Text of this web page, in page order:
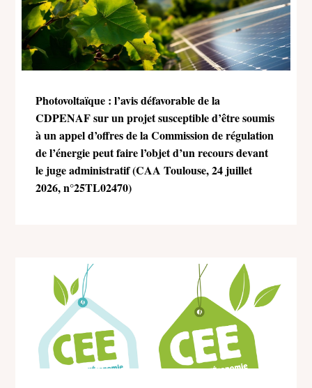
Photovoltaïque : l’avis défavorable de la
CDPENAF sur un projet susceptible d’être soumis
à un appel d’offres de la Commission de régulation
de l’énergie peut faire l’objet d’un recours devant
le juge administratif (CAA Toulouse, 24 juillet
2026, n°25TL02470)